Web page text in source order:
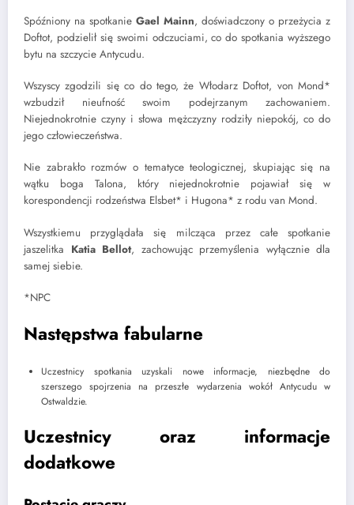
Spóźniony na spotkanie Gael Mainn, doświadczony o przeżycia z
Doftot, podzielił się swoimi odczuciami, co do spotkania wyższego
bytu na szczycie Antycudu.
Wszyscy zgodzili się co do tego, że Włodarz Doftot, von Mond*
wzbudził nieufność swoim podejrzanym zachowaniem.
Niejednokrotnie czyny i słowa mężczyzny rodziły niepokój, co do
jego człowieczeństwa.
Nie zabrakło rozmów o tematyce teologicznej, skupiając się na
wątku boga Talona, który niejednokrotnie pojawiał się w
korespondencji rodzeństwa Elsbet* i Hugona* z rodu van Mond.
Wszystkiemu przyglądała się milcząca przez całe spotkanie
jaszelitka Katia Bellot, zachowując przemyślenia wyłącznie dla
samej siebie.
*NPC
Następstwa fabularne
Uczestnicy spotkania uzyskali nowe informacje, niezbędne do
szerszego spojrzenia na przeszłe wydarzenia wokół Antycudu w
Ostwaldzie.
Uczestnicy oraz informacje
dodatkowe